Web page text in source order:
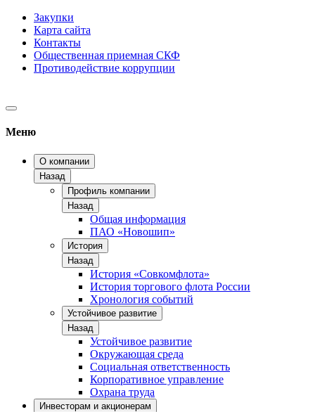
Закупки
Карта сайта
Контакты
Общественная приемная СКФ
Противодействие коррупции
Меню
О компании
Назад
Профиль компании
Назад
Общая информация
ПАО «Новошип»
История
Назад
История «Совкомфлота»
История торгового флота России
Хронология событий
Устойчивое развитие
Назад
Устойчивое развитие
Окружающая среда
Социальная ответственность
Корпоративное управление
Охрана труда
Инвесторам и акционерам